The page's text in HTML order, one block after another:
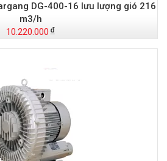
DG-400-16 lưu lượng gió 216
m3/h
10.220.000